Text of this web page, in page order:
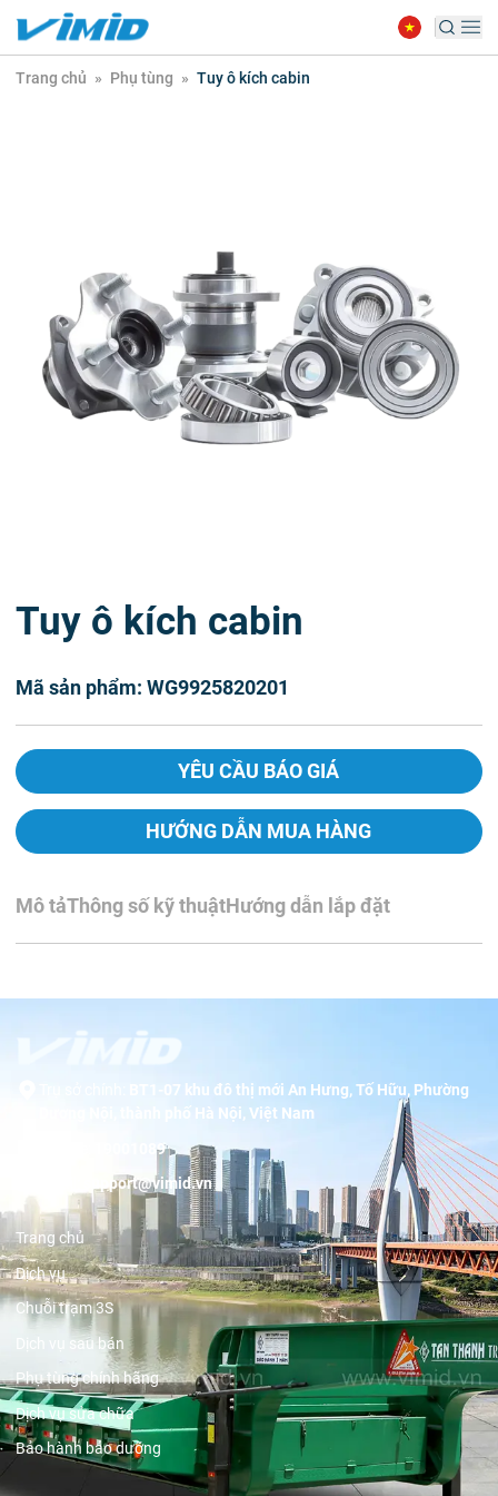
Trang chủ » Phụ tùng » Tuy ô kích cabin
Tuy ô kích cabin
Mã sản phẩm: WG9925820201
YÊU CẦU BÁO GIÁ
HƯỚNG DẪN MUA HÀNG
Mô tảThông số kỹ thuậtHướng dẫn lắp đặt
BT1-07 khu đô thị mới An Hưng, Tố Hữu, Phường
Dương Nội, thành phố Hà Nội, Việt Nam
19001089
support@vimid.vn
Trang chủ
Dịch vụ
Chuỗi trạm 3S
Dịch vụ sau bán
Phụ tùng chính hãng
Dịch vụ sửa chữa
Bảo hành bảo dưỡng